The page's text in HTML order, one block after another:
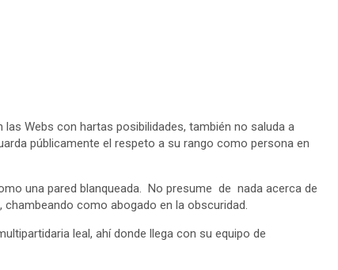
las Webs con hartas posibilidades, también no saluda a
públicamente el respeto a su rango como persona en
una pared blanqueada. No presume de nada acerca de
como abogado en la obscuridad.
leal, ahí donde llega con su equipo de